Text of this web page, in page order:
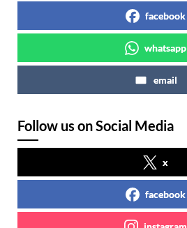
facebook
whatsapp
email
Follow us on Social Media
x
facebook